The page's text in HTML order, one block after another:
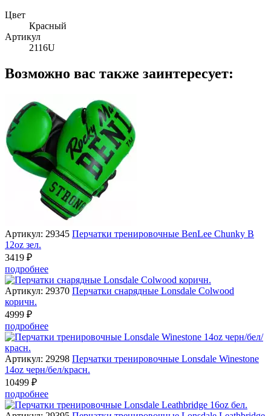
Цвет
Красный
Артикул
2116U
Возможно вас также заинтересует:
Артикул: 29345 Перчатки тренировочные BenLee Chunky B
12oz зел.
3419 ₽
подробнее
Артикул: 29370 Перчатки снарядные Lonsdale Colwood
коричн.
4999 ₽
подробнее
Артикул: 29298 Перчатки тренировочные Lonsdale Winestone
14oz черн/бел/красн.
10499 ₽
подробнее